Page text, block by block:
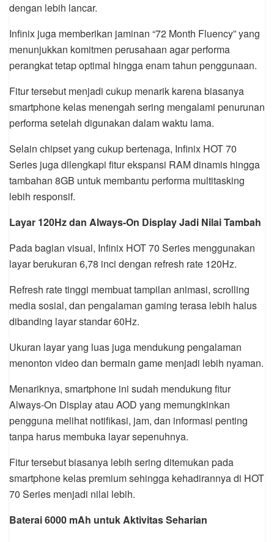
dengan lebih lancar.
Infinix juga memberikan jaminan “72 Month Fluency” yang
menunjukkan komitmen perusahaan agar performa
perangkat tetap optimal hingga enam tahun penggunaan.
Fitur tersebut menjadi cukup menarik karena biasanya
smartphone kelas menengah sering mengalami penurunan
performa setelah digunakan dalam waktu lama.
Selain chipset yang cukup bertenaga, Infinix HOT 70
Series juga dilengkapi fitur ekspansi RAM dinamis hingga
tambahan 8GB untuk membantu performa multitasking
lebih responsif.
Layar 120Hz dan Always-On Display Jadi Nilai Tambah
Pada bagian visual, Infinix HOT 70 Series menggunakan
layar berukuran 6,78 inci dengan refresh rate 120Hz.
Refresh rate tinggi membuat tampilan animasi, scrolling
media sosial, dan pengalaman gaming terasa lebih halus
dibanding layar standar 60Hz.
Ukuran layar yang luas juga mendukung pengalaman
menonton video dan bermain game menjadi lebih nyaman.
Menariknya, smartphone ini sudah mendukung fitur
Always-On Display atau AOD yang memungkinkan
pengguna melihat notifikasi, jam, dan informasi penting
tanpa harus membuka layar sepenuhnya.
Fitur tersebut biasanya lebih sering ditemukan pada
smartphone kelas premium sehingga kehadirannya di HOT
70 Series menjadi nilai lebih.
Baterai 6000 mAh untuk Aktivitas Seharian